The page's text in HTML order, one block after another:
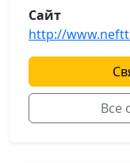
Сайт
http://
Все